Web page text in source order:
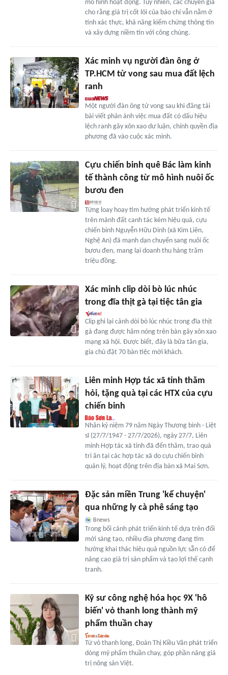
mô hình hoạt động. Tuy nhiên, các chuyên gia
cho rằng giá trị cốt lõi của báo chí vẫn nằm ở
tính xác thực, khả năng kiểm chứng thông tin
và xây dựng niềm tin với công chúng.
Xác minh vụ người đàn ông ở
TP.HCM tử vong sau mua đất lệch
ranh
Một người đàn ông tử vong sau khi đăng tải
bài viết phản ánh việc mua đất có dấu hiệu
lệch ranh gây xôn xao dư luận, chính quyền địa
phương đã vào cuộc xác minh.
Cựu chiến binh quê Bác làm kinh
tế thành công từ mô hình nuôi ốc
bươu đen
Từng loay hoay tìm hướng phát triển kinh tế
trên mảnh đất canh tác kém hiệu quả, cựu
chiến binh Nguyễn Hữu Dinh (xã Kim Liên,
Nghệ An) đã mạnh dạn chuyển sang nuôi ốc
bươu đen, mang lại doanh thu hàng trăm
triệu đồng.
Xác minh clip dòi bò lúc nhúc
trong đĩa thịt gà tại tiệc tân gia
Clip ghi lại cảnh dòi bò lúc nhúc trong đĩa thịt
gà đang được hâm nóng trên bàn gây xôn xao
mạng xã hội. Được biết, đây là bữa tân gia,
gia chủ đặt 70 bàn tiệc mời khách.
Liên minh Hợp tác xã tỉnh thăm
hỏi, tặng quà tại các HTX của cựu
chiến binh
Nhân kỷ niệm 79 năm Ngày Thương binh - Liệt
sĩ (27/7/1947 - 27/7/2026), ngày 27/7, Liên
minh Hợp tác xã tỉnh đã đến thăm, trao quà
tri ân tại các hợp tác xã do cựu chiến binh
quản lý, hoạt động trên địa bàn xã Mai Sơn.
Đặc sản miền Trung 'kể chuyện'
qua những ly cà phê sáng tạo
Bnews
Trong bối cảnh phát triển kinh tế dựa trên đổi
mới sáng tạo, nhiều địa phương đang tìm
hướng khai thác hiệu quả nguồn lực sẵn có để
nâng cao giá trị sản phẩm và tạo lợi thế cạnh
tranh.
Kỹ sư công nghệ hóa học 9X 'hô
biến' vỏ thanh long thành mỹ
phẩm thuần chay
Từ vỏ thanh long, Đoàn Thị Kiều Vân phát triển
dòng mỹ phẩm thuần chay, góp phần nâng giá
trị nông sản Việt.